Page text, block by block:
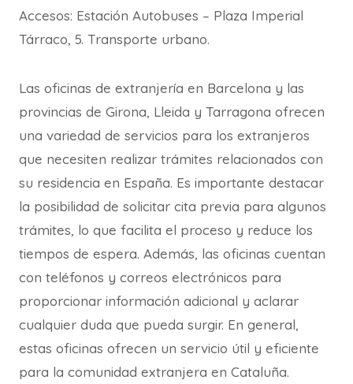
Accesos: Estación Autobuses – Plaza Imperial
Tárraco, 5. Transporte urbano.
Las oficinas de extranjería en Barcelona y las
provincias de Girona, Lleida y Tarragona ofrecen
una variedad de servicios para los extranjeros
que necesiten realizar trámites relacionados con
su residencia en España. Es importante destacar
la posibilidad de solicitar cita previa para algunos
trámites, lo que facilita el proceso y reduce los
tiempos de espera. Además, las oficinas cuentan
con teléfonos y correos electrónicos para
proporcionar información adicional y aclarar
cualquier duda que pueda surgir. En general,
estas oficinas ofrecen un servicio útil y eficiente
para la comunidad extranjera en Cataluña.